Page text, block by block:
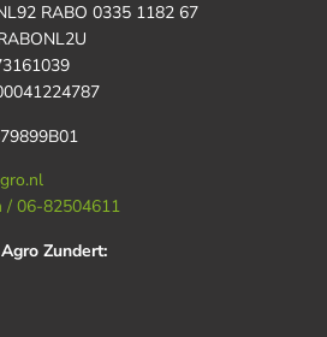
RABO 0335 1182 67
/ 06-82504611
Zundert: